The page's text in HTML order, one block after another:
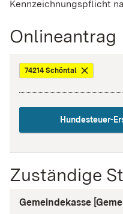
Kennzeichnungspflicht
Onlineantrag
74214 Schöntal
Hundesteuer-
Zuständige
Gemeindekasse